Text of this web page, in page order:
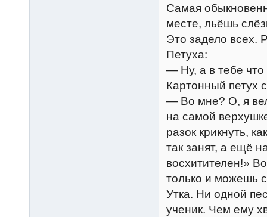
Самая
месте, льёшь
Это задело всех.
Петуха:
— Ну, а в тебе
Картонный петух
— Во мне? О, я
на самой
разок крикнуть,
так занят, а ещё
восхитителен!»
только и можешь
Утка. Ни одной
ученик. Чем ему